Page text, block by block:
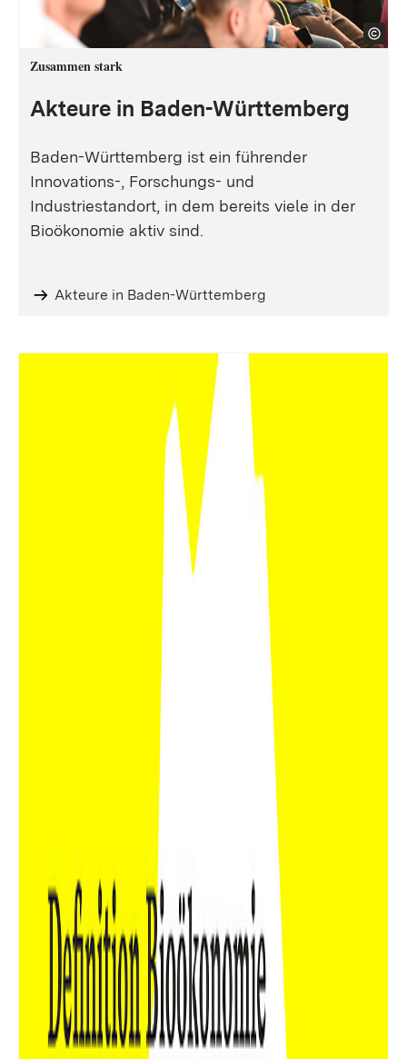
Zusammen stark
Akteure in Baden-Württemberg
Baden-Württemberg ist ein führender
Innovations-, Forschungs- und
Industriestandort, in dem bereits viele in der
Bioökonomie aktiv sind.
Akteure in Baden-Württemberg